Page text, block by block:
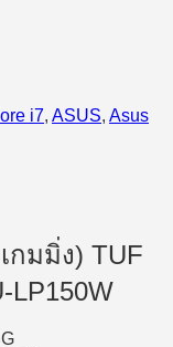
i7, ASUS, Asus
กมมิ่ง) TUF
LP150W